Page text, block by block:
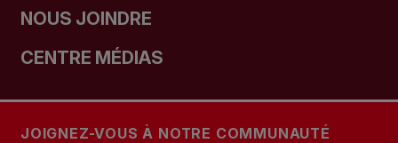
NOUS JOINDRE
CENTRE MÉDIAS
JOIGNEZ-VOUS À NOTRE COMMUNAUTÉ